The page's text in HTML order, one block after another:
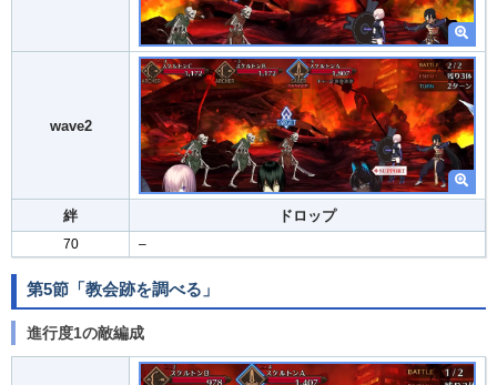
wave2
絆 ドロップ
70 –
第5節「教会跡を調べる」
進行度1の敵編成